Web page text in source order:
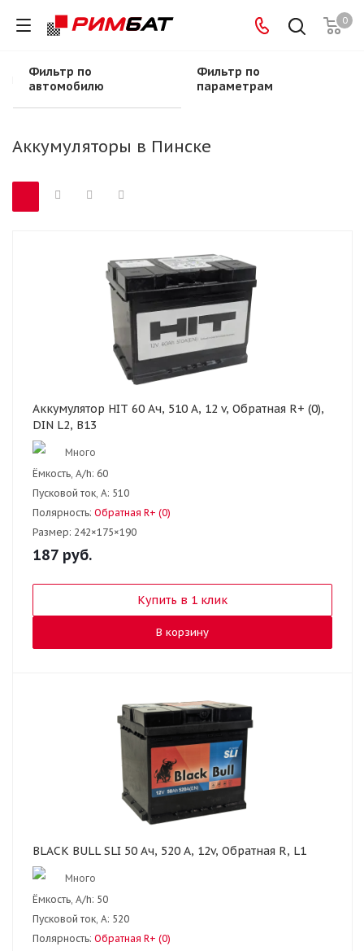
0
Аккумуляторы Аккумуляторы в Пинске
Аккумуляторы в Пинске
Аккумулятор HIT 60 Ач, 510 А, 12 v, Обратная R+ (0),
DIN L2, B13
Много
Ёмкость, A/h: 60
Пусковой ток, А: 510
Полярность: Обратная R+ (0)
Размер: 242×175×190
187 руб.
Купить в 1 клик
В корзину
BLACK BULL SLI 50 Ач, 520 А, 12v, Обратная R, L1
Много
Ёмкость, A/h: 50
Пусковой ток, А: 520
Полярность: Обратная R+ (0)
Фильтр по
автомобилю
Фильтр по
параметрам